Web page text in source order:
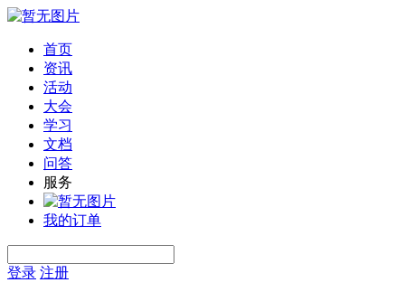
首页
资讯
活动
大会
学习
文档
问答
服务
我的订单
登录 注册